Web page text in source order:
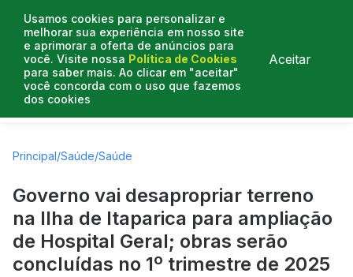
Usamos cookies para personalizar e
melhorar sua experiência em nosso site
e aprimorar a oferta de anúncios para
você. Visite nossa Política de Cookies
para saber mais. Ao clicar em "aceitar"
você concorda com o uso que fazemos
dos cookies
Aceitar
Artigos
Principal/Saúde/Saúde
Governo vai desapropriar terreno
na Ilha de Itaparica para ampliação
de Hospital Geral; obras serão
concluídas no 1º trimestre de 2025